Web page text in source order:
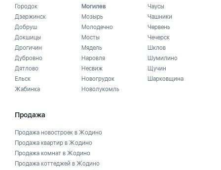
Городок
Дзержинск
Добруш
Докшицы
Дрогичин
Дубровно
Дятлово
Ельск
Жабинка
Могилев
Мозырь
Молодечно
Мосты
Мядель
Наровля
Несвиж
Новогрудок
Новолукомль
Чаусы
Чашники
Червень
Чечерск
Шклов
Шумилино
Щучин
Шарковщина
Продажа
Продажа новостроек в Жодино
Продажа квартир в Жодино
Продажа комнат в Жодино
Продажа коттеджей в Жодино